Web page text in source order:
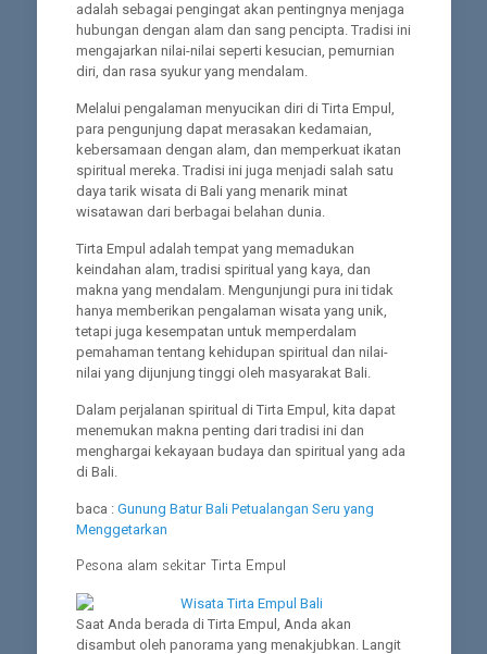
adalah sebagai pengingat akan pentingnya menjaga
hubungan dengan alam dan sang pencipta. Tradisi ini
mengajarkan nilai-nilai seperti kesucian, pemurnian
diri, dan rasa syukur yang mendalam.
Melalui pengalaman menyucikan diri di Tirta Empul,
para pengunjung dapat merasakan kedamaian,
kebersamaan dengan alam, dan memperkuat ikatan
spiritual mereka. Tradisi ini juga menjadi salah satu
daya tarik wisata di Bali yang menarik minat
wisatawan dari berbagai belahan dunia.
Tirta Empul adalah tempat yang memadukan
keindahan alam, tradisi spiritual yang kaya, dan
makna yang mendalam. Mengunjungi pura ini tidak
hanya memberikan pengalaman wisata yang unik,
tetapi juga kesempatan untuk memperdalam
pemahaman tentang kehidupan spiritual dan nilai-
nilai yang dijunjung tinggi oleh masyarakat Bali.
Dalam perjalanan spiritual di Tirta Empul, kita dapat
menemukan makna penting dari tradisi ini dan
menghargai kekayaan budaya dan spiritual yang ada
di Bali.
baca : Gunung Batur Bali Petualangan Seru yang
Menggetarkan
Pesona alam sekitar Tirta Empul
Saat Anda berada di Tirta Empul, Anda akan
disambut oleh panorama yang menakjubkan. Langit